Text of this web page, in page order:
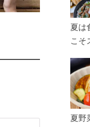
ぜひ
夏は
こそ
リ
う！
夏野